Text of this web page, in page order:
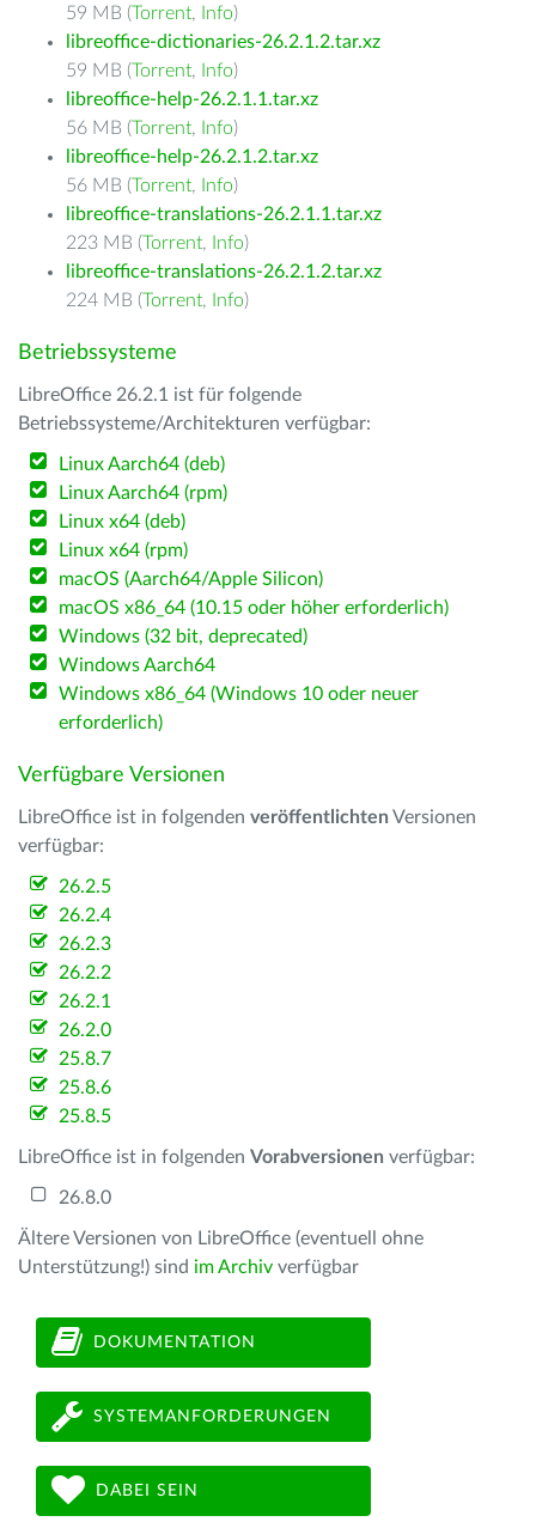
59 MB (Torrent, Info)
libreoffice-dictionaries-26.2.1.2.tar.xz
59 MB (Torrent, Info)
libreoffice-help-26.2.1.1.tar.xz
56 MB (Torrent, Info)
libreoffice-help-26.2.1.2.tar.xz
56 MB (Torrent, Info)
libreoffice-translations-26.2.1.1.tar.xz
223 MB (Torrent, Info)
libreoffice-translations-26.2.1.2.tar.xz
224 MB (Torrent, Info)
Betriebssysteme
LibreOffice 26.2.1 ist für folgende
Betriebssysteme/Architekturen verfügbar:
Linux Aarch64 (deb)
Linux Aarch64 (rpm)
Linux x64 (deb)
Linux x64 (rpm)
macOS (Aarch64/Apple Silicon)
macOS x86_64 (10.15 oder höher erforderlich)
Windows (32 bit, deprecated)
Windows Aarch64
Windows x86_64 (Windows 10 oder neuer
erforderlich)
Verfügbare Versionen
LibreOffice ist in folgenden veröffentlichten Versionen
verfügbar:
26.2.5
26.2.4
26.2.3
26.2.2
26.2.1
26.2.0
25.8.7
25.8.6
25.8.5
LibreOffice ist in folgenden Vorabversionen verfügbar:
26.8.0
Ältere Versionen von LibreOffice (eventuell ohne
Unterstützung!) sind im Archiv verfügbar
DOKUMENTATION
SYSTEMANFORDERUNGEN
DABEI SEIN